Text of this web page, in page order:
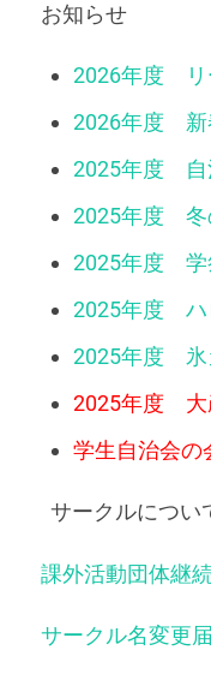
お知らせ
2026年度 リ
2026年度
2025年度 自
2025年度 冬
2025年度 学
2025年度 ハ
2025年度 氷
2025年度 大
学生自治会の
サークルについ
課外活動団体継
サークル名変更届